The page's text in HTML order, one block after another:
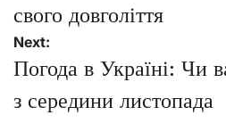
свого довголіття
Next:
Погода в Україні: Чи
з середини листопада